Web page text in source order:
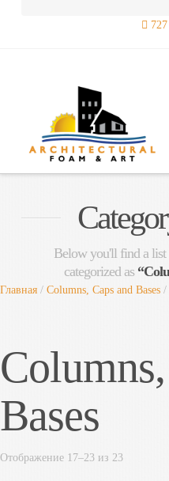
Below you'll find a list
categorized as
Главная / Columns, Caps and Bases /
Bases
Отображение 17–23 из 23